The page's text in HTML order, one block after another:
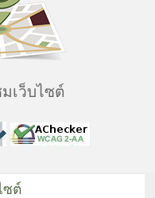
เว็บไซต์
ซต์